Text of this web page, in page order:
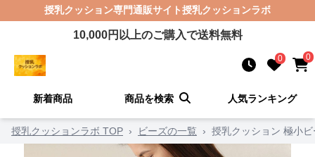
授乳クッション専門通販サイト授乳クッションラボ
10,000円以上のご購入で送料無料
0 0
新着商品 商品を検索 人気ランキング
授乳クッションラボ TOP › ビーズの一覧 › 授乳クッション 極小